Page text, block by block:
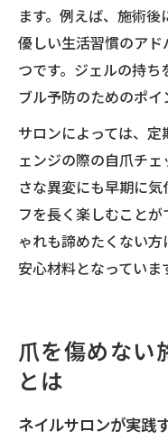
ます。例えば、施術
優しい生活習慣のア
つです。ジェルの持
ブル予防のためのポイ
サロンによっては、
ェンジの際の自爪チ
さな異変にも早期に
フを長く楽しむこと
ゃれも諦めたくない
安心材料となっていま
爪を傷めない
とは
ネイルサロンが実践